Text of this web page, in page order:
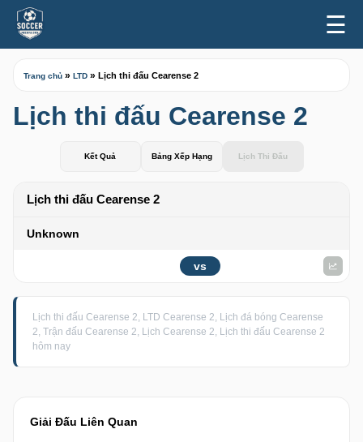
☰
Giải Đấu Liên Quan
Trang chủ » LTD » Lịch thi đấu Cearense 2
Lịch thi đấu Cearense 2
Kết Quả Bảng Xếp Hạng Lịch Thi Đấu
Lịch thi đấu Cearense 2
Unknown
vs
Lịch thi đấu Cearense 2, LTD Cearense 2, Lịch đá bóng Cearense
2, Trận đấu Cearense 2, Lịch Cearense 2, Lịch thi đấu Cearense 2
hôm nay